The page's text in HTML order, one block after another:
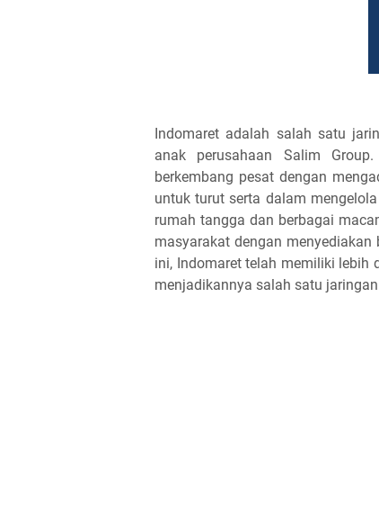
Indomaret adalah salah satu
anak perusahaan Salim
berkembang pesat dengan
untuk turut serta dalam
rumah tangga dan berbagai
masyarakat dengan
ini, Indomaret telah memiliki lebih
menjadikannya salah satu